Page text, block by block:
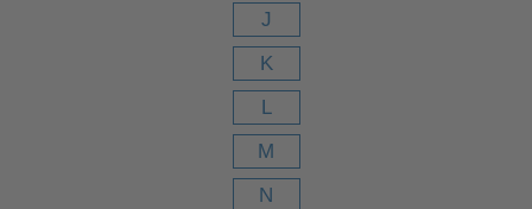
J
K
L
M
N